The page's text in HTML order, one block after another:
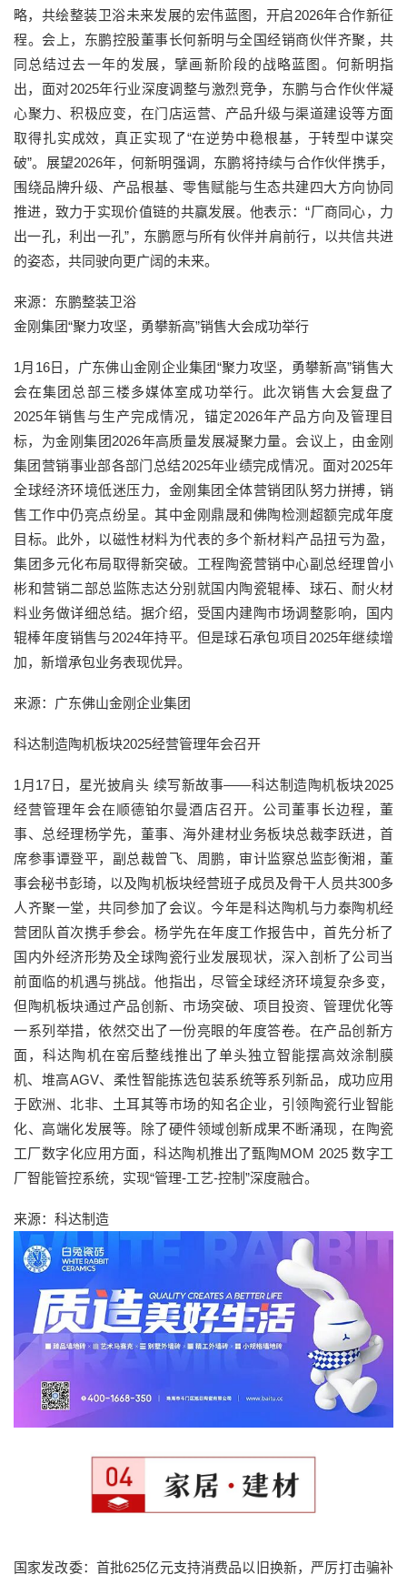
略，共绘整装卫浴未来发展的宏伟蓝图，开启2026年合作新征
程。会上，东鹏控股董事长何新明与全国经销商伙伴齐聚，共
同总结过去一年的发展，擘画新阶段的战略蓝图。何新明指
出，面对2025年行业深度调整与激烈竞争，东鹏与合作伙伴凝
心聚力、积极应变，在门店运营、产品升级与渠道建设等方面
取得扎实成效，真正实现了“在逆势中稳根基，于转型中谋突
破”。展望2026年，何新明强调，东鹏将持续与合作伙伴携手，
围绕品牌升级、产品根基、零售赋能与生态共建四大方向协同
推进，致力于实现价值链的共赢发展。他表示：“厂商同心，力
出一孔，利出一孔”，东鹏愿与所有伙伴并肩前行，以共信共进
的姿态，共同驶向更广阔的未来。
来源：东鹏整装卫浴
金刚集团“聚力攻坚，勇攀新高”销售大会成功举行
1月16日，广东佛山金刚企业集团“聚力攻坚，勇攀新高”销售大
会在集团总部三楼多媒体室成功举行。此次销售大会复盘了
2025年销售与生产完成情况，锚定2026年产品方向及管理目
标，为金刚集团2026年高质量发展凝聚力量。会议上，由金刚
集团营销事业部各部门总结2025年业绩完成情况。面对2025年
全球经济环境低迷压力，金刚集团全体营销团队努力拼搏，销
售工作中仍亮点纷呈。其中金刚鼎晟和佛陶检测超额完成年度
目标。此外，以磁性材料为代表的多个新材料产品扭亏为盈，
集团多元化布局取得新突破。工程陶瓷营销中心副总经理曾小
彬和营销二部总监陈志达分别就国内陶瓷辊棒、球石、耐火材
料业务做详细总结。据介绍，受国内建陶市场调整影响，国内
辊棒年度销售与2024年持平。但是球石承包项目2025年继续增
加，新增承包业务表现优异。
来源：广东佛山金刚企业集团
科达制造陶机板块2025经营管理年会召开
1月17日，星光披肩头 续写新故事——科达制造陶机板块2025
经营管理年会在顺德铂尔曼酒店召开。公司董事长边程，董
事、总经理杨学先，董事、海外建材业务板块总裁李跃进，首
席参事谭登平，副总裁曾飞、周鹏，审计监察总监彭衡湘，董
事会秘书彭琦，以及陶机板块经营班子成员及骨干人员共300多
人齐聚一堂，共同参加了会议。今年是科达陶机与力泰陶机经
营团队首次携手参会。杨学先在年度工作报告中，首先分析了
国内外经济形势及全球陶瓷行业发展现状，深入剖析了公司当
前面临的机遇与挑战。他指出，尽管全球经济环境复杂多变，
但陶机板块通过产品创新、市场突破、项目投资、管理优化等
一系列举措，依然交出了一份亮眼的年度答卷。在产品创新方
面，科达陶机在窑后整线推出了单头独立智能摆高效涂制膜
机、堆高AGV、柔性智能拣选包装系统等系列新品，成功应用
于欧洲、北非、土耳其等市场的知名企业，引领陶瓷行业智能
化、高端化发展等。除了硬件领域创新成果不断涌现，在陶瓷
工厂数字化应用方面，科达陶机推出了甄陶MOM 2025 数字工
厂智能管控系统，实现“管理-工艺-控制”深度融合。
来源：科达制造
国家发改委：首批625亿元支持消费品以旧换新，严厉打击骗补